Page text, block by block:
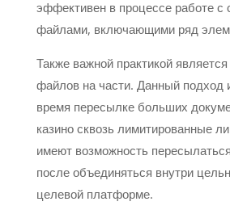
эффективен в процессе работе с
файлами, включающими ряд
Также важной практикой
файлов на части. Данный подход
время пересылке больших
казино сквозь лимитированные
имеют возможность
после объединяться внутри
целевой платформе.